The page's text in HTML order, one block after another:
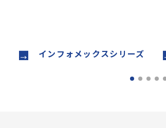
インフォメックスシリーズ